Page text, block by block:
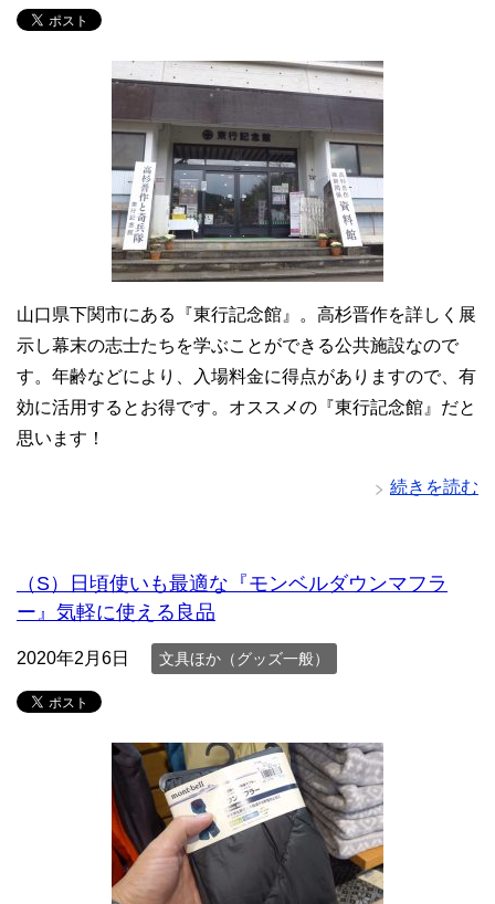
山口県下関市にある『東行記念館』。高杉晋作を詳しく展
示し幕末の志士たちを学ぶことができる公共施設なので
す。年齢などにより、入場料金に得点がありますので、有
効に活用するとお得です。オススメの『東行記念館』だと
思います！
続きを読む
（S）日頃使いも最適な『モンベルダウンマフラ
ー』気軽に使える良品
2020年2月6日 文具ほか（グッズ一般）